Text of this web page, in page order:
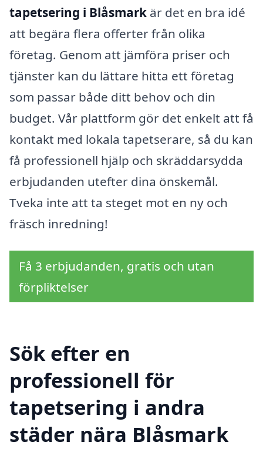
tapetsering i Blåsmark är det en bra idé
att begära flera offerter från olika
företag. Genom att jämföra priser och
tjänster kan du lättare hitta ett företag
som passar både ditt behov och din
budget. Vår plattform gör det enkelt att få
kontakt med lokala tapetserare, så du kan
få professionell hjälp och skräddarsydda
erbjudanden utefter dina önskemål.
Tveka inte att ta steget mot en ny och
fräsch inredning!
Få 3 erbjudanden, gratis och utan
förpliktelser
Sök efter en
professionell för
tapetsering i andra
städer nära Blåsmark